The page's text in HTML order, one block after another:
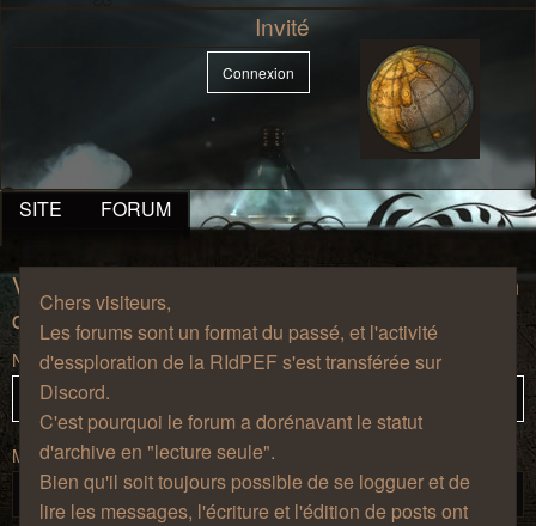
Invité
Connexion
SITE FORUM
Chers visiteurs,
Les forums sont un format du passé, et l'activité
d'essploration de la RIdPEF s'est transférée sur
Discord.
C'est pourquoi le forum a dorénavant le statut
d'archive en "lecture seule".
Bien qu'il soit toujours possible de se logguer et de
lire les messages, l'écriture et l'édition de posts ont
Vous devez vous inscrire et vous connecter afin
de pouvoir consulter le profil des utilisateurs.
Nom d’utilisateur :
Mot de passe :